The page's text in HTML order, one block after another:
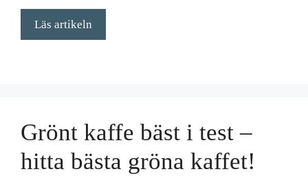
Läs artikeln
Grönt kaffe bäst i test –
hitta bästa gröna kaffet!